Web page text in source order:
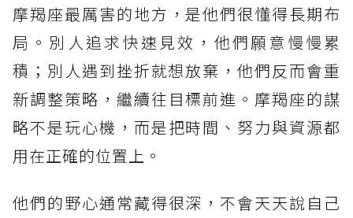
摩羯座最厲害的地方，是他們很懂得長期布
局。別人追求快速見效，他們願意慢慢累
積；別人遇到挫折就想放棄，他們反而會重
新調整策略，繼續往目標前進。摩羯座的謀
略不是玩心機，而是把時間、努力與資源都
用在正確的位置上。
他們的野心通常藏得很深，不會天天說自己